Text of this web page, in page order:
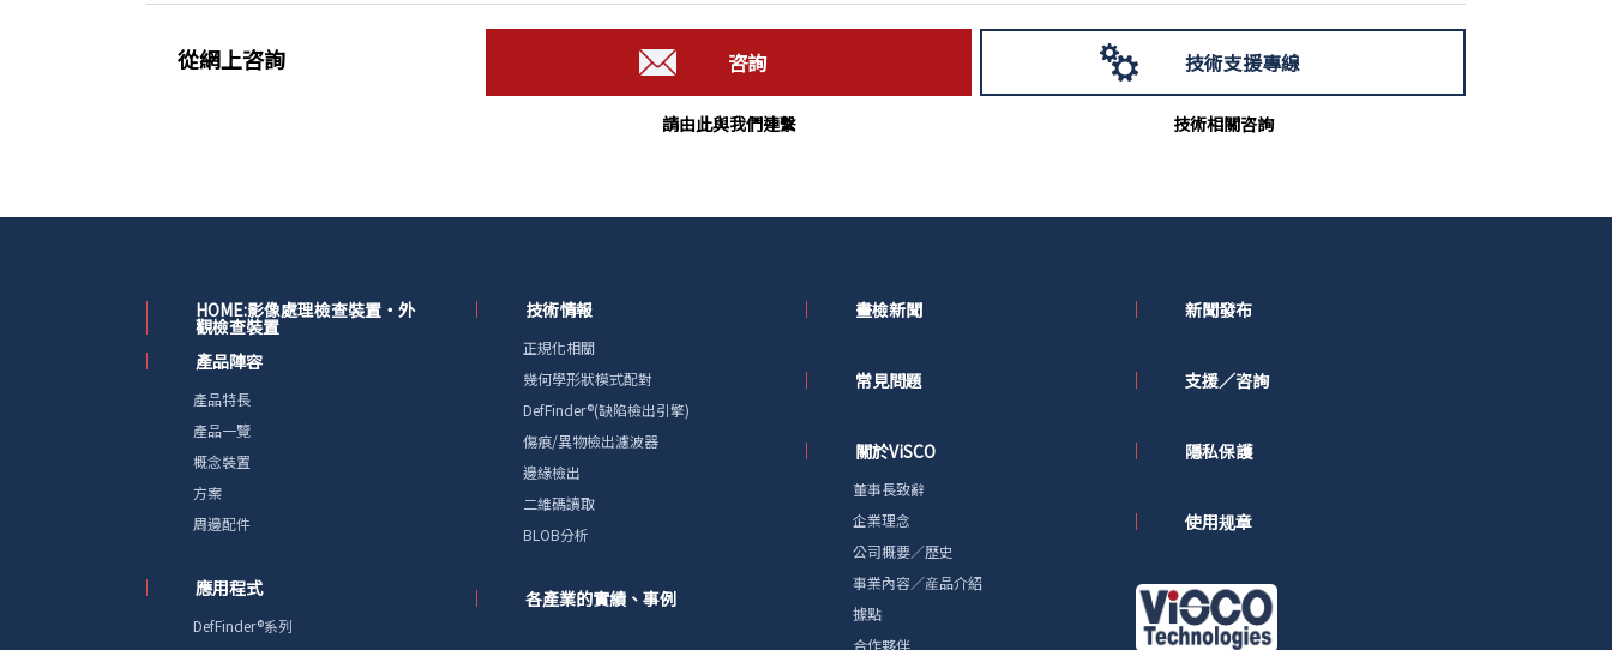
從網上咨詢 咨詢
請由此與我們連繫
技術支援專線
技術相關咨詢
HOME:影像處理檢查裝置・外
觀檢查裝置
產品陣容
產品特長
產品一覽
概念裝置
方案
周邊配件
應用程式
DefFinder®系列
技術情報
正規化相關
幾何學形狀模式配對
DefFinder®(缺陷檢出引擎)
傷痕/異物檢出濾波器
邊緣檢出
二維碼讀取
BLOB分析
各產業的實績、事例
畫檢新聞
常見問題
關於ViSCO
董事長致辭
企業理念
公司概要／歷史
事業內容／産品介紹
據點
合作夥伴
新聞發布
支援／咨詢
隱私保護
使用规章